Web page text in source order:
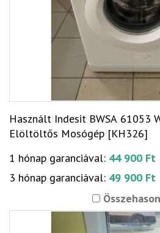
Használt Indesit BWSA 61053
Elöltöltős Mosógép [KH326]
1 hónap garanciával: 44 900 Ft
3 hónap garanciával: 49 900 Ft